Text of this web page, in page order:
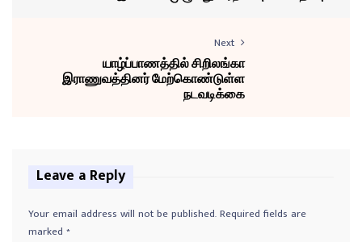
Next
யாழ்ப்பாணத்தில் சிறிலங்கா
இராணுவத்தினர் மேற்கொண்டுள்ள
நடவடிக்கை
Leave a Reply
Your email address will not be published.Required fields are
marked *